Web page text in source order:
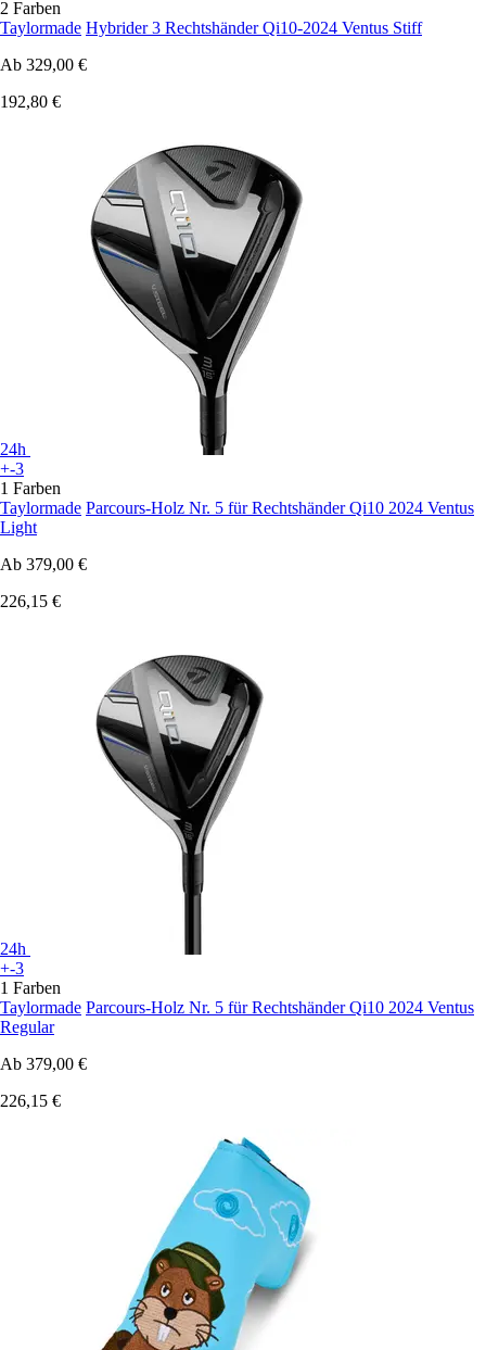
2 Farben
Taylormade Hybrider 3 Rechtshänder Qi10-2024 Ventus Stiff
Ab 329,00 €
192,80 €
24h
+-3
1 Farben
Taylormade Parcours-Holz Nr. 5 für Rechtshänder Qi10 2024 Ventus
Light
Ab 379,00 €
226,15 €
24h
+-3
1 Farben
Taylormade Parcours-Holz Nr. 5 für Rechtshänder Qi10 2024 Ventus
Regular
Ab 379,00 €
226,15 €